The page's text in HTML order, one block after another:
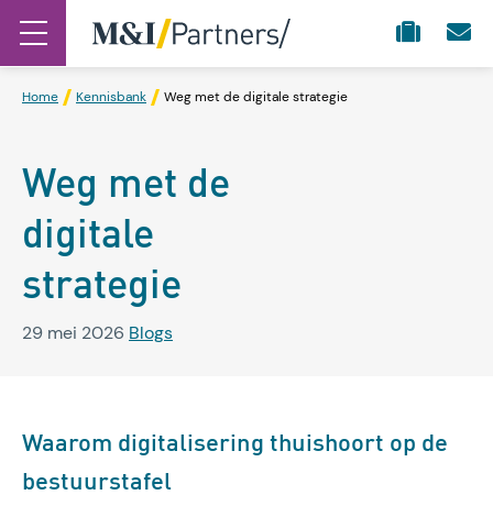
Home Kennisbank Weg met de digitale strategie
Weg met de
digitale
strategie
29 mei 2026 Blogs
Waarom digitalisering thuishoort op de
bestuurstafel